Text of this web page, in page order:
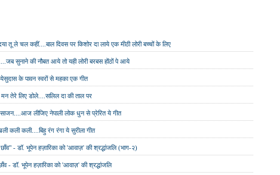
तू ले चल कहीं....बाल दिवस पर किशोर दा लाये एक मीठी लोरी बच्चों के लिए
सुनाने की नौबत आये तो यही लोरी बरबस होंठों पे आये
के पावन स्वरों से महका एक गीत
तेरे लिए डोले....सलिल दा की ताल पर
लीजिए नेपाली लोक धुन से प्रेरित ये गीत
कली कली....बिहु रंग रंगा ये सुरीला गीत
- डॉ. भूपेन हज़ारिका को 'आवाज़' की श्रद्धांजलि (भाग-२)
- डॉ. भूपेन हज़ारिका को 'आवाज़' की श्रद्धांजलि